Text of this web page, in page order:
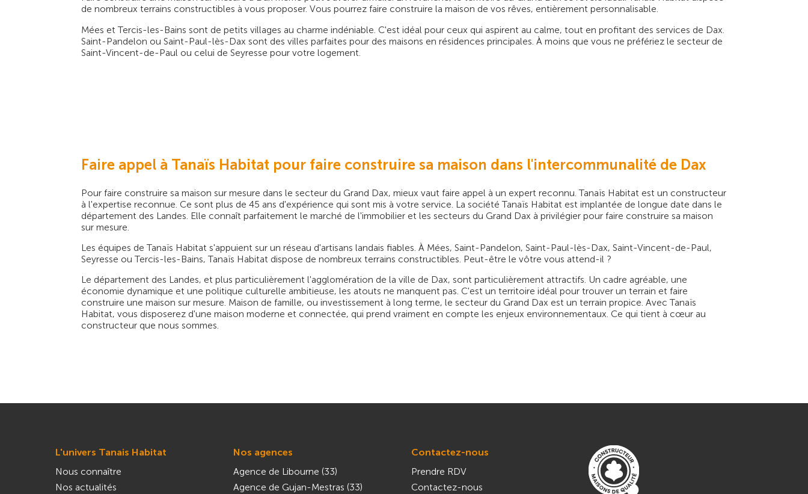
de nombreux terrains constructibles à vous proposer. Vous pourrez faire construire la maison de vos rêves, entièrement personnalisable.
Mées et Tercis-les-Bains sont de petits villages au charme indéniable. C'est idéal pour ceux qui aspirent au calme, tout en profitant des services de Dax.
Saint-Pandelon ou Saint-Paul-lès-Dax sont des villes parfaites pour des maisons en résidences principales. À moins que vous ne préfériez le secteur de
Saint-Vincent-de-Paul ou celui de Seyresse pour votre logement.
Faire appel à Tanaïs Habitat pour faire construire sa maison dans l'intercommunalité de Dax
Pour faire construire sa maison sur mesure dans le secteur du Grand Dax, mieux vaut faire appel à un expert reconnu. Tanaïs Habitat est un constructeur
à l'expertise reconnue. Ce sont plus de 45 ans d'expérience qui sont mis à votre service. La société Tanaïs Habitat est implantée de longue date dans le
département des Landes. Elle connaît parfaitement le marché de l'immobilier et les secteurs du Grand Dax à privilégier pour faire construire sa maison
sur mesure.
Les équipes de Tanaïs Habitat s'appuient sur un réseau d'artisans landais fiables. À Mées, Saint-Pandelon, Saint-Paul-lès-Dax, Saint-Vincent-de-Paul,
Seyresse ou Tercis-les-Bains, Tanaïs Habitat dispose de nombreux terrains constructibles. Peut-être le vôtre vous attend-il ?
Le département des Landes, et plus particulièrement l'agglomération de la ville de Dax, sont particulièrement attractifs. Un cadre agréable, une
économie dynamique et une politique culturelle ambitieuse, les atouts ne manquent pas. C'est un territoire idéal pour trouver un terrain et faire
construire une maison sur mesure. Maison de famille, ou investissement à long terme, le secteur du Grand Dax est un terrain propice. Avec Tanaïs
Habitat, vous disposerez d'une maison moderne et connectée, qui prend vraiment en compte les enjeux environnementaux. Ce qui tient à cœur au
constructeur que nous sommes.
L'univers Tanais Habitat
Nous connaître
Nos actualités
Nos agences
Agence de Libourne (33)
Agence de Gujan-Mestras (33)
Contactez-nous
Prendre RDV
Contactez-nous